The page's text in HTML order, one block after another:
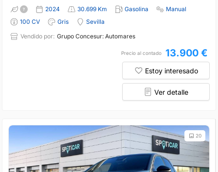
2024 30.699 Km Gasolina
Manual
100 CV
Gris
Sevilla
Vendido por: Grupo Concesur: Automares
Precio al contado 13.900 €
Estoy interesado
Ver detalle
20